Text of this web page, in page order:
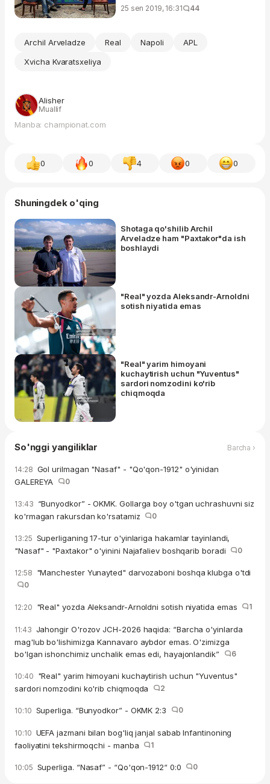
25 sen 2019, 16:31 44
Archil Arveladze Real Napoli
APL
Xvicha Kvaratsxeliya
Alisher
Muallif
Manba: championat.com
0 0 4 0 0
Shuningdek o'qing
Shotaga qo'shilib Archil
Arveladze ham "Paxtakor"da ish
boshlaydi
"Real" yozda Aleksandr-Arnoldni
sotish niyatida emas
"Real" yarim himoyani
kuchaytirish uchun "Yuventus"
sardori nomzodini ko'rib
chiqmoqda
So'nggi yangiliklar Barcha ›
14:28 Gol urilmagan "Nasaf" - "Qo'qon-1912" o'yinidan
GALEREYA
0
13:43 “Bunyodkor” - OKMK. Gollarga boy o'tgan uchrashuvni siz
ko'rmagan rakursdan ko'rsatamiz
0
13:25 Superliganing 17-tur o'yinlariga hakamlar tayinlandi,
"Nasaf" - "Paxtakor" o'yinini Najafaliev boshqarib boradi
0
12:58 "Manchester Yunayted" darvozaboni boshqa klubga o'tdi
0
12:20 "Real" yozda Aleksandr-Arnoldni sotish niyatida emas 1
11:43 Jahongir O'rozov JCH-2026 haqida: “Barcha o'yinlarda
mag'lub bo'lishimizga Kannavaro aybdor emas. O'zimizga
bo'lgan ishonchimiz unchalik emas edi, hayajonlandik”
6
10:40 "Real" yarim himoyani kuchaytirish uchun "Yuventus"
sardori nomzodini ko'rib chiqmoqda
2
10:10 Superliga. “Bunyodkor” - OKMK 2:3 0
10:10 UEFA jazmani bilan bog'liq janjal sabab Infantinoning
faoliyatini tekshirmoqchi - manba
1
10:05 Superliga. “Nasaf” - “Qo'qon-1912“ 0:0 0